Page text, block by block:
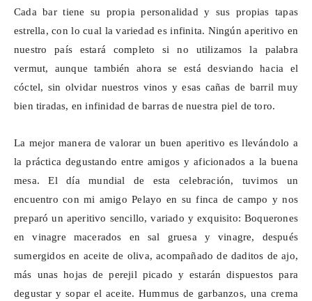
Cada bar tiene su propia personalidad y sus propias tapas
estrella, con lo cual la variedad es infinita. Ningún aperitivo en
nuestro país estará completo si no utilizamos la palabra
vermut, aunque también ahora se está desviando hacia el
cóctel, sin olvidar nuestros vinos y esas cañas de barril muy
bien tiradas, en infinidad de barras de nuestra piel de toro.
La mejor manera de valorar un buen aperitivo es llevándolo a
la práctica degustando entre amigos y aficionados a la buena
mesa. El día mundial de esta celebración, tuvimos un
encuentro con mi amigo Pelayo en su finca de campo y nos
preparó un aperitivo sencillo, variado y exquisito: Boquerones
en vinagre macerados en sal gruesa y vinagre, después
sumergidos en aceite de oliva, acompañado de daditos de ajo,
más unas hojas de perejil picado y estarán dispuestos para
degustar y sopar el aceite. Hummus de garbanzos, una crema